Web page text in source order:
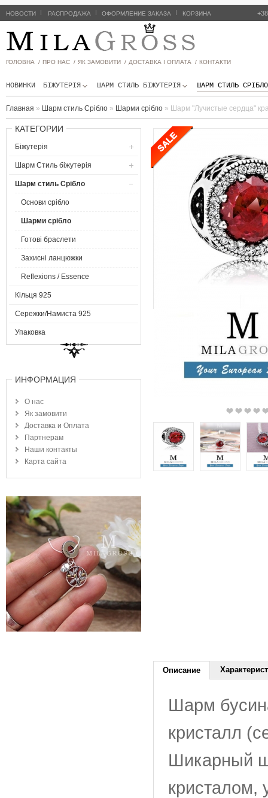
НОВОСТИ РАСПРОДАЖА ОФОРМЛЕНИЕ ЗАКАЗА КОРЗИНА
ГОЛОВНА / ПРО НАС / ЯК ЗАМОВИТИ / ДОСТАВКА І ОПЛАТА / КОНТАКТИ
НОВИНКИ БІЖУТЕРІЯ ШАРМ СТИЛЬ БIЖУТЕРIЯ ШАРМ СТИЛЬ СРІБЛО
Главная » Шарм стиль Срібло » Шарми срібло » Шарм "Лучистые сердца"
КАТЕГОРИИ
Біжутерія
Шарм Стиль бiжутерiя
Шарм стиль Срібло
Основи срібло
Шарми срібло
Готові браслети
Захисні ланцюжки
Reflexions / Essence
Кільця 925
Сережки/Намиста 925
Упаковка
ИНФОРМАЦИЯ
О нас
Як замовити
Доставка и Оплата
Партнерам
Наши контакты
Карта сайта
Описание
Шарм
кристалл
Шикарный